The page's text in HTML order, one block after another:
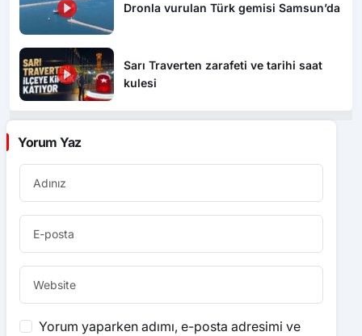
Dronla vurulan Türk gemisi Samsun’da
Sarı Traverten zarafeti ve tarihi saat
kulesi
Yorum Yaz
Yorum yaparken adımı, e-posta adresimi ve